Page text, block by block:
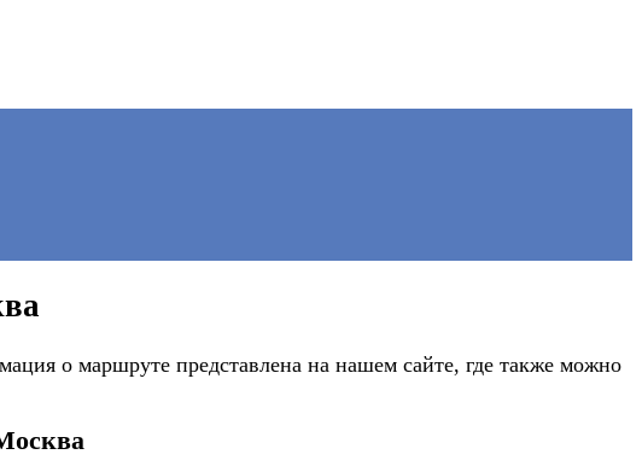
о маршруте представлена на нашем сайте, где также можно